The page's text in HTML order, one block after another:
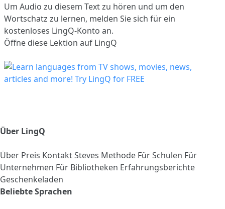
Um Audio zu diesem Text zu hören und um den
Wortschatz zu lernen, melden Sie sich für ein
kostenloses LingQ-Konto an.
Öffne diese Lektion auf LingQ
Über LingQ
Über Preis KontaktSteves Methode Für Schulen Für
Unternehmen Für Bibliotheken Erfahrungsberichte
Geschenkeladen
Beliebte Sprachen